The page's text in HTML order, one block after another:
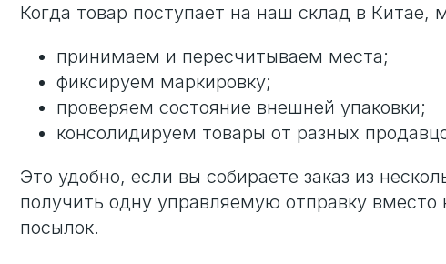
Когда товар поступает на наш склад в Китае,
принимаем и пересчитываем места;
фиксируем маркировку;
проверяем состояние внешней упаковки;
консолидируем товары от разных
Это удобно, если вы собираете заказ из
получить одну управляемую отправку вместо
посылок.